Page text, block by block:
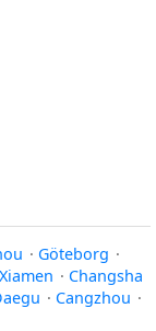
· Göteborg ·
Xiamen · Changsha
· Cangzhou ·